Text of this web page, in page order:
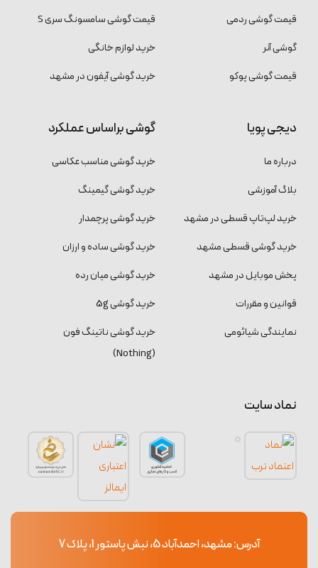
قیمت گوشی ردمی
گوشی آنر
قیمت گوشی پوکو
قیمت گوشی سامسونگ سری S
خرید لوازم خانگی
خرید گوشی آیفون در مشهد
دیجی پویا
درباره ما
بلاگ آموزشی
خرید لپ‌تاپ قسطی در مشهد
خرید گوشی قسطی مشهد
پخش موبایل در مشهد
قوانین و مقررات
نمایندگی شیائومی
گوشی براساس عملکرد
خرید گوشی مناسب عکاسی
خرید گوشی گیمینگ
خرید گوشی پرچمدار
خرید گوشی ساده و ارزان
خرید گوشی میان رده
خرید گوشی 5g
خرید گوشی ناتینگ فون
(Nothing)
نماد سایت
آدرس: مشهد، احمدآباد 5، نبش پاستور 1، پلاک 7